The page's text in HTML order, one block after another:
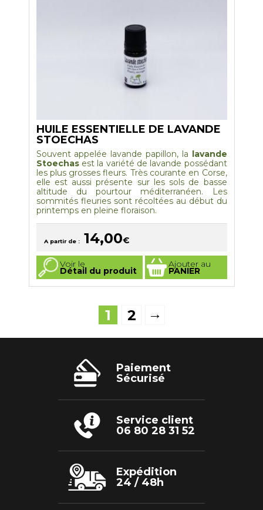
HUILE ESSENTIELLE DE LAVANDE
STOECHAS
Souvent appelée lavande papillon, la lavande
Stoechasest la variété de lavande possédant
les plus grosses fleurs. Très courante en Corse,
elle est aussi présente sur les sols de basse
altitude du pourtour méditerranéen. Les
sommités fleuries sont récoltées au début du
printemps en pleine floraison.
A partir de : 14,00€
Voir le
Détail du produit
Ajouter au
PANIER
Ce
produit
a
plusieurs
sur
1 2 →
Paiement
Sécurisé
Service client
06 80 28 31 52
Expédition
24 / 48h